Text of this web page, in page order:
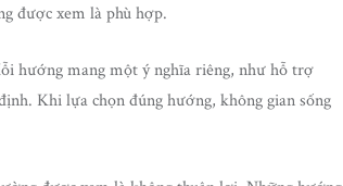
được xem là phù hợp.
hướng mang một ý nghĩa riêng, như hỗ trợ
Khi lựa chọn đúng hướng, không gian sống